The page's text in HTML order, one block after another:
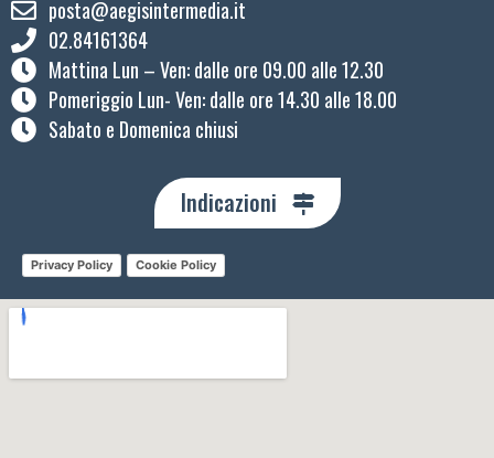
posta@aegisintermedia.it
02.84161364
Mattina Lun – Ven: ​dalle ore 09.00 alle 12.30
Pomeriggio Lun- Ven: dalle ore 14.30 alle 18.00
Sabato e Domenica chiusi
Indicazioni
Privacy Policy Cookie Policy